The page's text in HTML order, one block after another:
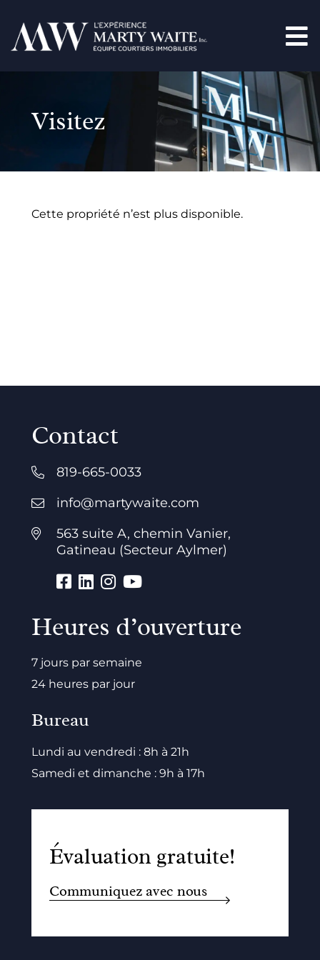
Visitez
Cette propriété n’est plus disponible.
Contact
819-665-0033
info@martywaite.com
563 suite A, chemin Vanier,
Gatineau (Secteur Aylmer)
Heures d’ouverture
7 jours par semaine
24 heures par jour
Bureau
Lundi au vendredi : 8h à 21h
Samedi et dimanche : 9h à 17h
Évaluation gratuite!
Communiquez avec nous